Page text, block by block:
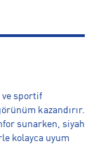
ve sportif
kazandırır.
sunarken, siyah
kolayca uyum